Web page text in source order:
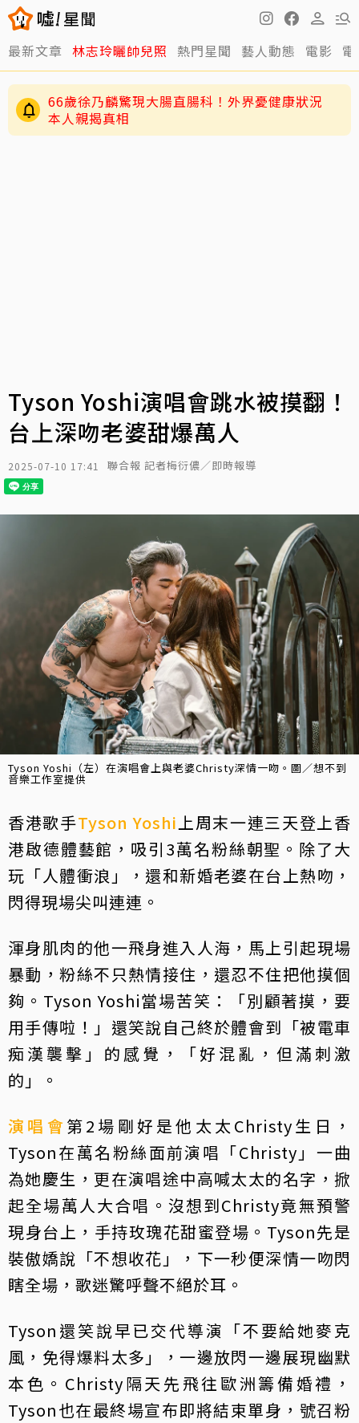
最新文章 林志玲曬帥兒照 熱門星聞 藝人動態 電影
66歲徐乃麟驚現大腸直腸科！外界憂健康狀況
本人親揭真相
Tyson Yoshi演唱會跳水被摸翻！
台上深吻老婆甜爆萬人
2025-07-10 17:41 聯合報 記者梅衍儂／即時報導
Tyson Yoshi（左）在演唱會上與老婆Christy深情一吻。圖／想不到
音樂工作室提供
香港歌手Tyson Yoshi 上周末一連三天登上香
港啟德體藝館，吸引3萬名粉絲朝聖。除了大
玩「人體衝浪」，還和新婚老婆在台上熱吻，
閃得現場尖叫連連。
渾身肌肉的他一飛身進入人海，馬上引起現場
暴動，粉絲不只熱情接住，還忍不住把他摸個
夠。Tyson Yoshi當場苦笑：「別顧著摸，要
用手傳啦！」還笑說自己終於體會到「被電車
痴漢襲擊」的感覺，「好混亂，但滿刺激
的」。
演唱會第2場剛好是他太太Christy生日，
Tyson在萬名粉絲面前演唱「Christy」一曲
為她慶生，更在演唱途中高喊太太的名字，掀
起全場萬人大合唱。沒想到Christy竟無預警
現身台上，手持玫瑰花甜蜜登場。Tyson先是
裝傲嬌說「不想收花」，下一秒便深情一吻閃
瞎全場，歌迷驚呼聲不絕於耳。
Tyson還笑說早已交代導演「不要給她麥克
風，免得爆料太多」，一邊放閃一邊展現幽默
本色。Christy隔天先飛往歐洲籌備婚禮，
Tyson也在最終場宣布即將結束單身，號召粉